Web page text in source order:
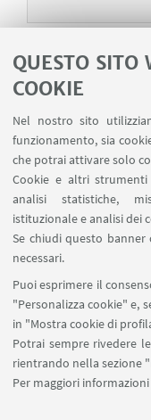
QUESTO SITO
COOKIE
Nel nostro sito
funzionamento, sia
che potrai attivare solo
Cookie e altri
analisi statistiche,
istituzionale e analisi dei
Se chiudi questo
necessari.
Puoi esprimere il
"Personalizza cookie" e,
in "Mostra cookie di
Potrai sempre rivedere
rientrando nella sezione
Per maggiori informazioni
16DICEMBRE
SEMINARI
Inclusione in
proposte per
Dipartimento
Bologna
Il seminario,
dell'Università di
corsi di Didattica
moderno al
della